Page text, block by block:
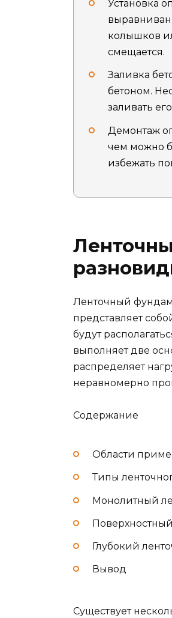
Установка
колышков
смещается.
Заливка
бетоном.
заливать
Демонтаж
чем можно
избежать
Ленточный
представляет
будут
выполняет две
распределяет
неравномерно
Содержание
Области
Типы
Монолитный
Глубокий
Вывод
Существует